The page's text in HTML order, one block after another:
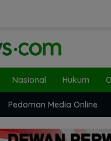
Nasional Hukum
Pedoman Media Online